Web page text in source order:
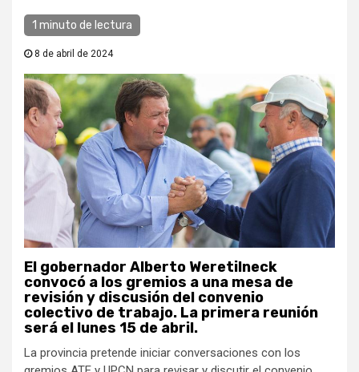
1 minuto de lectura
8 de abril de 2024
El gobernador Alberto Weretilneck
convocó a los gremios a una mesa de
revisión y discusión del convenio
colectivo de trabajo. La primera reunión
será el lunes 15 de abril.
La provincia pretende iniciar conversaciones con los